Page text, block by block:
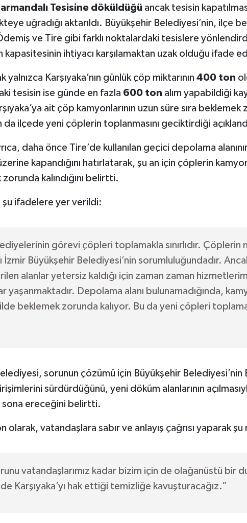
Tesisine döküldüğüancak tesisin
uğradığı aktarıldı. Büyükşehir Belediyesi’nin, ilçe
ve Tire gibi farklı noktalardaki tesislere
kapasitesinin ihtiyacı karşılamaktan uzak olduğu ifade
yalnızca Karşıyaka’nın günlük çöp miktarının 400 ton
tesisin ise günde en fazla 600 ton alım yapabildiği
ait çöp kamyonlarının uzun süre sıra beklemek
da ilçede yeni çöplerin toplanmasını geciktirdiği
daha önce Tire’de kullanılan geçici depolama
kapandığını hatırlatarak, şu an için çöplerin
kalındığını belirtti.
şu ifadelere yer verildi:
görevi çöpleri toplamakla sınırlıdır. Çöplerin
İzmir Büyükşehir Belediyesi’nin sorumluluğundadır.
alanlar yetersiz kaldığı için zaman zaman
yaşanmaktadır. Depolama alanı bulunamadığında,
beklemek zorunda kalıyor. Bu da yeni çöpleri
sorunun çözümü için Büyükşehir Belediyesi’nin
sürdürdüğünü, yeni döküm alanlarının
sona ereceğini belirtti.
olarak, vatandaşlara sabır ve anlayış çağrısı yaparak şu
vatandaşlarımız kadar bizim için de olağanüstü bir
Karşıyaka’yı hak ettiği temizliğe kavuşturacağız.”